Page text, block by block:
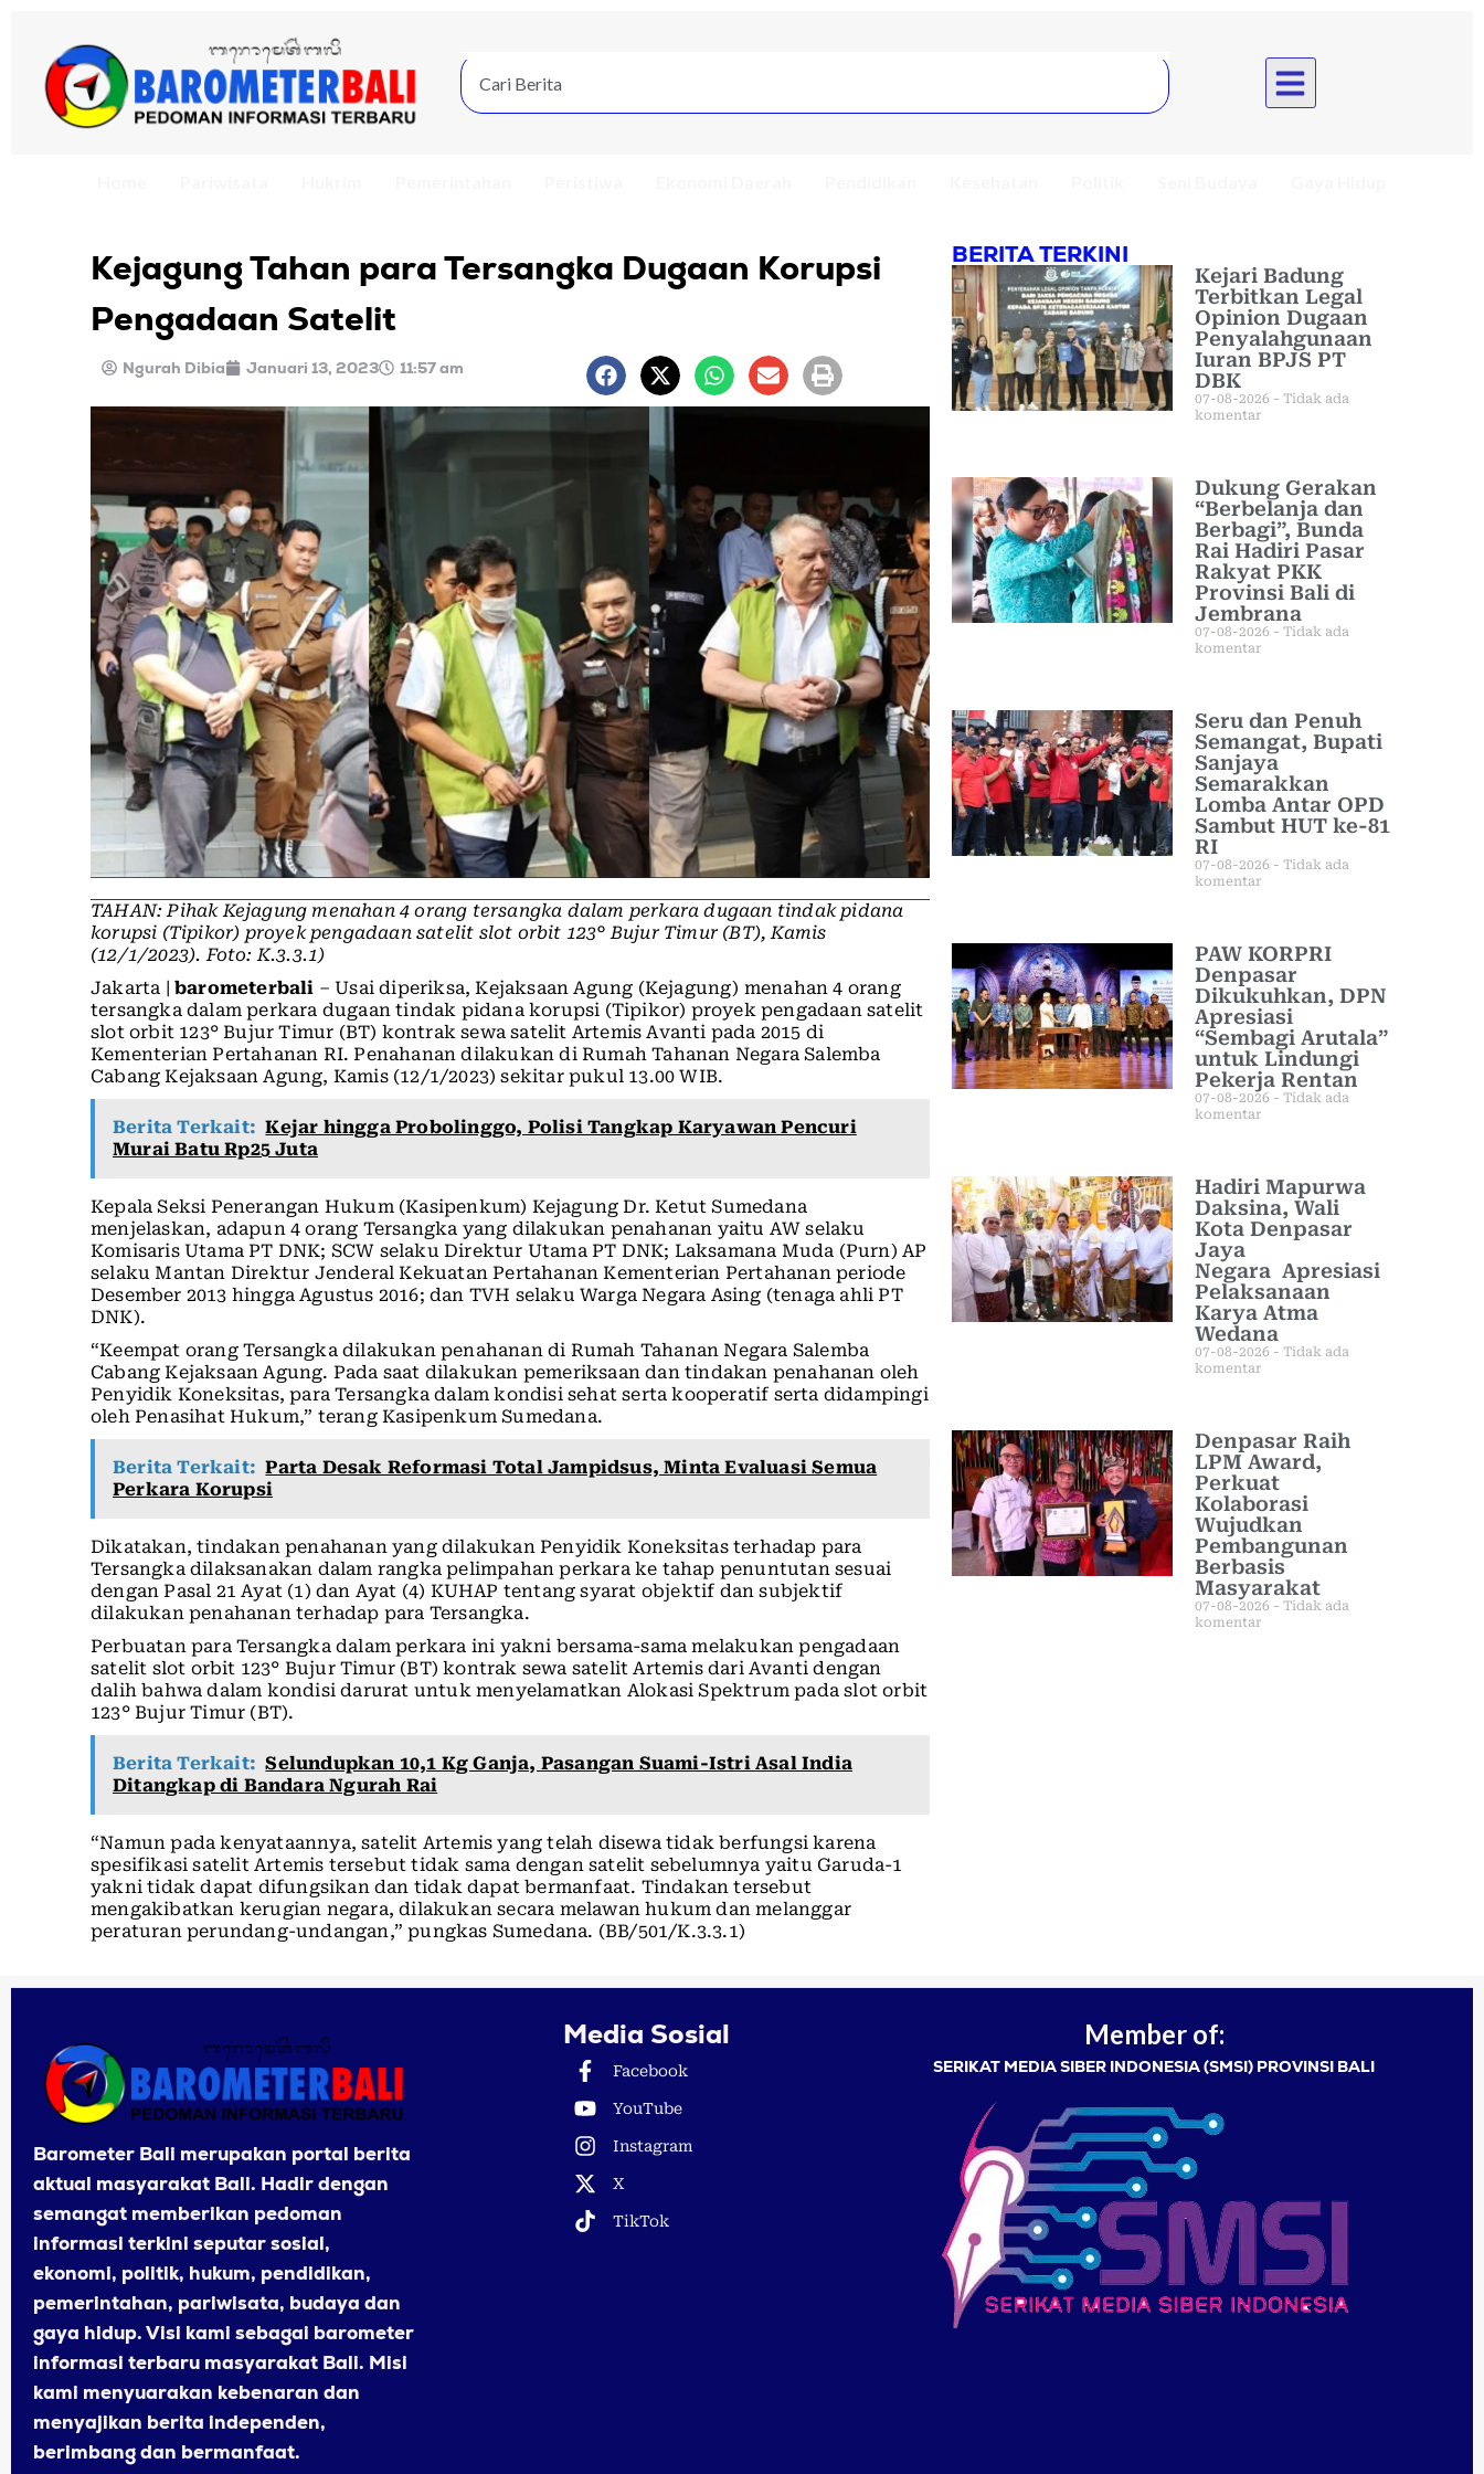
Kejagung Tahan para Tersangka Dugaan Korupsi
Pengadaan Satelit
Ngurah Dibia Januari 13, 2023 11:57 am
TAHAN: Pihak Kejagung menahan 4 orang tersangka dalam perkara dugaan tindak pidana
korupsi (Tipikor) proyek pengadaan satelit slot orbit 123° Bujur Timur (BT), Kamis
(12/1/2023). Foto: K.3.3.1)
Jakarta | barometerbali – Usai diperiksa, Kejaksaan Agung (Kejagung) menahan 4 orang
tersangka dalam perkara dugaan tindak pidana korupsi (Tipikor) proyek pengadaan satelit
slot orbit 123° Bujur Timur (BT) kontrak sewa satelit Artemis Avanti pada 2015 di
Kementerian Pertahanan RI. Penahanan dilakukan di Rumah Tahanan Negara Salemba
Cabang Kejaksaan Agung, Kamis (12/1/2023) sekitar pukul 13.00 WIB.
Berita Terkait: Kejar hingga Probolinggo, Polisi Tangkap Karyawan Pencuri
Murai Batu Rp25 Juta
Kepala Seksi Penerangan Hukum (Kasipenkum) Kejagung Dr. Ketut Sumedana
menjelaskan, adapun 4 orang Tersangka yang dilakukan penahanan yaitu AW selaku
Komisaris Utama PT DNK; SCW selaku Direktur Utama PT DNK; Laksamana Muda (Purn) AP
selaku Mantan Direktur Jenderal Kekuatan Pertahanan Kementerian Pertahanan periode
Desember 2013 hingga Agustus 2016; dan TVH selaku Warga Negara Asing (tenaga ahli PT
DNK).
“Keempat orang Tersangka dilakukan penahanan di Rumah Tahanan Negara Salemba
Cabang Kejaksaan Agung. Pada saat dilakukan pemeriksaan dan tindakan penahanan oleh
Penyidik Koneksitas, para Tersangka dalam kondisi sehat serta kooperatif serta didampingi
oleh Penasihat Hukum,” terang Kasipenkum Sumedana.
Berita Terkait: Parta Desak Reformasi Total Jampidsus, Minta Evaluasi Semua
Perkara Korupsi
Dikatakan, tindakan penahanan yang dilakukan Penyidik Koneksitas terhadap para
Tersangka dilaksanakan dalam rangka pelimpahan perkara ke tahap penuntutan sesuai
dengan Pasal 21 Ayat (1) dan Ayat (4) KUHAP tentang syarat objektif dan subjektif
dilakukan penahanan terhadap para Tersangka.
Perbuatan para Tersangka dalam perkara ini yakni bersama-sama melakukan pengadaan
satelit slot orbit 123° Bujur Timur (BT) kontrak sewa satelit Artemis dari Avanti dengan
dalih bahwa dalam kondisi darurat untuk menyelamatkan Alokasi Spektrum pada slot orbit
123° Bujur Timur (BT).
Berita Terkait: Selundupkan 10,1 Kg Ganja, Pasangan Suami-Istri Asal India
Ditangkap di Bandara Ngurah Rai
“Namun pada kenyataannya, satelit Artemis yang telah disewa tidak berfungsi karena
spesifikasi satelit Artemis tersebut tidak sama dengan satelit sebelumnya yaitu Garuda-1
yakni tidak dapat difungsikan dan tidak dapat bermanfaat. Tindakan tersebut
mengakibatkan kerugian negara, dilakukan secara melawan hukum dan melanggar
peraturan perundang-undangan,” pungkas Sumedana. (BB/501/K.3.3.1)
BERITA TERKINI
Kejari Badung
Terbitkan Legal
Opinion Dugaan
Penyalahgunaan
Iuran BPJS PT
DBK
07-08-2026
Tidak ada
komentar
Dukung Gerakan
“Berbelanja dan
Berbagi”, Bunda
Rai Hadiri Pasar
Rakyat PKK
Provinsi Bali di
Jembrana
07-08-2026
Tidak ada
komentar
Seru dan Penuh
Semangat, Bupati
Sanjaya
Semarakkan
Lomba Antar OPD
Sambut HUT ke-81
RI
07-08-2026
Tidak ada
komentar
PAW KORPRI
Denpasar
Dikukuhkan, DPN
Apresiasi
“Sembagi Arutala”
untuk Lindungi
Pekerja Rentan
07-08-2026
Tidak ada
komentar
Hadiri Mapurwa
Daksina, Wali
Kota Denpasar
Jaya
Negara Apresiasi
Pelaksanaan
Karya Atma
Wedana
07-08-2026
Tidak ada
komentar
Denpasar Raih
LPM Award,
Perkuat
Kolaborasi
Wujudkan
Pembangunan
Berbasis
Masyarakat
07-08-2026
Tidak ada
komentar
Barometer Bali merupakan portal berita
aktual masyarakat Bali. Hadir dengan
semangat memberikan pedoman
informasi terkini seputar sosial,
ekonomi, politik, hukum, pendidikan,
pemerintahan, pariwisata, budaya dan
gaya hidup. Visi kami sebagai barometer
informasi terbaru masyarakat Bali. Misi
kami menyuarakan kebenaran dan
menyajikan berita independen,
berimbang dan bermanfaat.
Media Sosial
Facebook
YouTube
Instagram
X
TikTok
Member of:
SERIKAT MEDIA SIBER INDONESIA (SMSI) PROVINSI BALI